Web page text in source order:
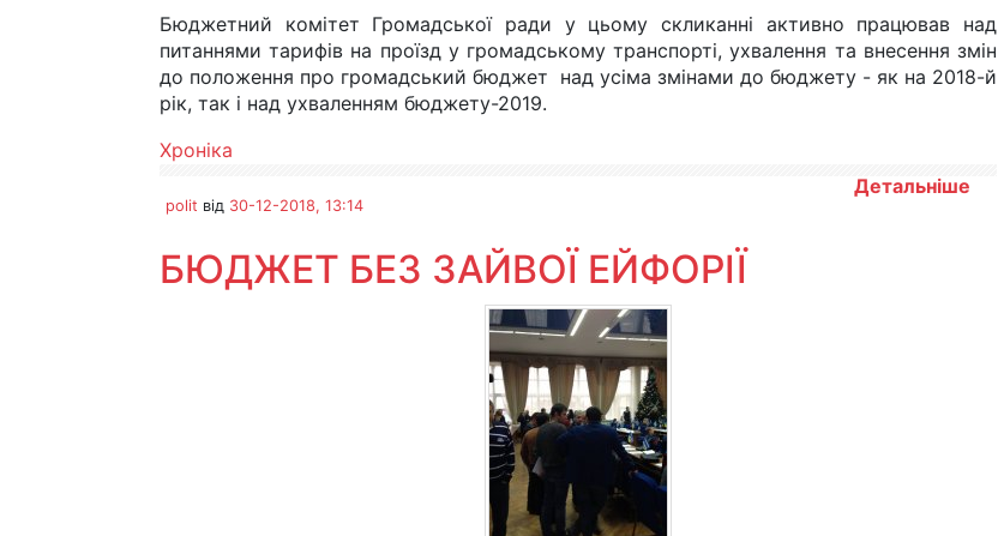
Бюджетний комітет Громадської ради у цьому скликанні активно працював над
питаннями тарифів на проїзд у громадському транспорті, ухвалення та внесення змін
до положення про громадський бюджет над усіма змінами до бюджету - як на 2018-й
рік, так і над ухваленням бюджету-2019.
Хроніка
Детальніше
polit від 30-12-2018, 13:14
БЮДЖЕТ БЕЗ ЗАЙВОЇ ЕЙФОРІЇ